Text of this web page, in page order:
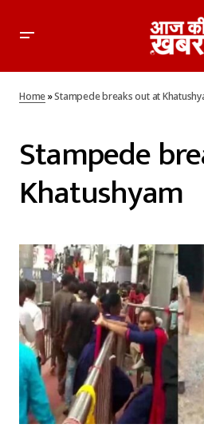
Home»Stampede breaks out at
Stampede
Khatushyam